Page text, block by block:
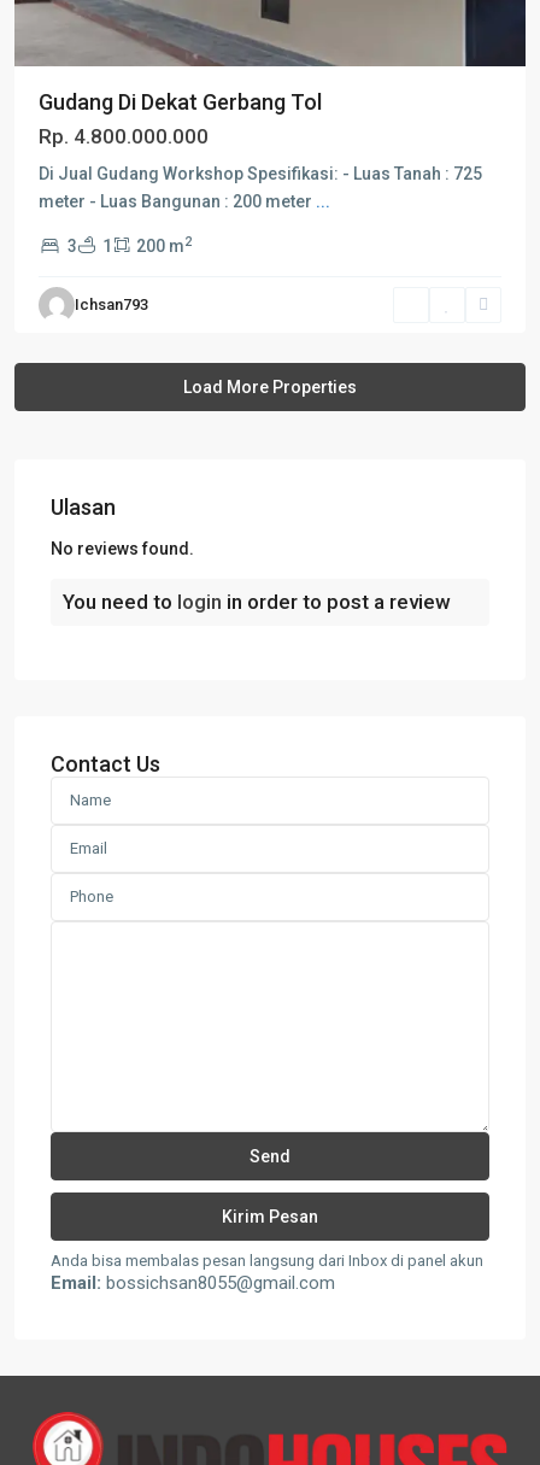
Gudang Di Dekat Gerbang Tol
Rp. 4.800.000.000
Di Jual Gudang Workshop Spesifikasi: - Luas Tanah : 725
meter - Luas Bangunan : 200 meter ...
3 1 200 m2
Ichsan793
Ulasan
No reviews found.
You need to login in order to post a review
Contact Us
Anda bisa membalas pesan langsung dari Inbox di panel akun
Email: bossichsan8055@gmail.com